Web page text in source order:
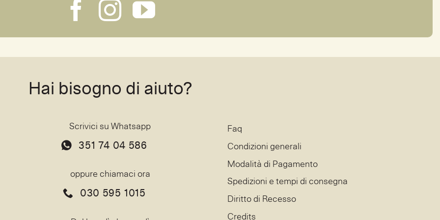
Hai bisogno di aiuto?
Scrivici su Whatsapp
351 74 04 586
oppure chiamaci ora
030 595 1015
Faq
Condizioni generali
Modalità di Pagamento
Spedizioni e tempi di consegna
Diritto di Recesso
Credits